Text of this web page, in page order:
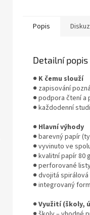
Popis
Detailní
● K čemu slouží
● zapisování
● podpora čtení a
● každodenní
● Hlavní výhody
● barevný papír
● vyvinuto ve
● kvalitní papír 80
● perforované
● dvojitá
● integrovaný
●Využití (školy,